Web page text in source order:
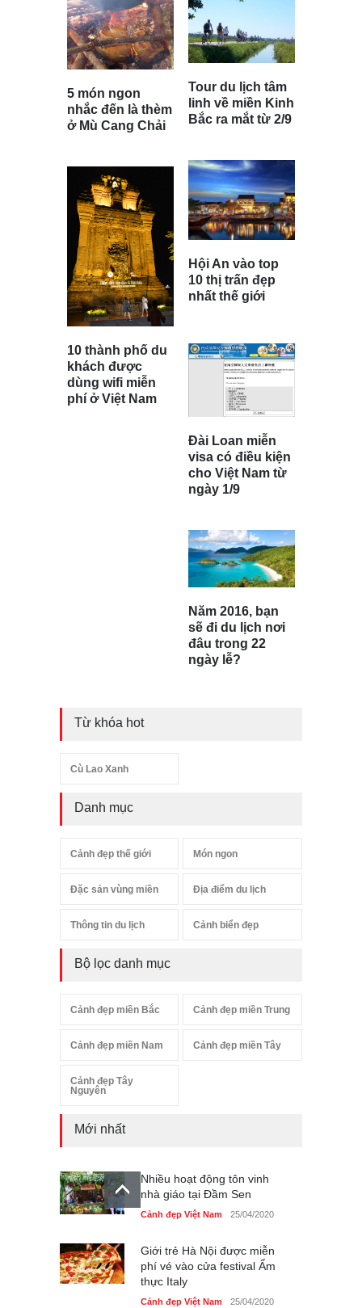
5 món ngon
nhắc đến là thèm
ở Mù Cang Chải
10 thành phố du
khách được
dùng wifi miễn
phí ở Việt Nam
Tour du lịch tâm
linh về miền Kinh
Bắc ra mắt từ 2/9
Hội An vào top
10 thị trấn đẹp
nhất thế giới
Đài Loan miễn
visa có điều kiện
cho Việt Nam từ
ngày 1/9
Năm 2016, bạn
sẽ đi du lịch nơi
đâu trong 22
ngày lễ?
Từ khóa hot
Cù Lao Xanh
Danh mục
Cảnh đẹp thế giới Món ngon
Đặc sản vùng miền Địa điểm du lịch
Thông tin du lịch Cảnh biển đẹp
Bộ lọc danh mục
Cảnh đẹp miền Bắc Cảnh đẹp miền Trung
Cảnh đẹp miền Nam Cảnh đẹp miền Tây
Cảnh đẹp Tây
Nguyên
Mới nhất
Nhiều hoạt động tôn vinh
nhà giáo tại Đầm Sen
Cảnh đẹp Việt Nam 25/04/2020
Giới trẻ Hà Nội được miễn
phí vé vào cửa festival Ẩm
thực Italy
Cảnh đẹp Việt Nam 25/04/2020